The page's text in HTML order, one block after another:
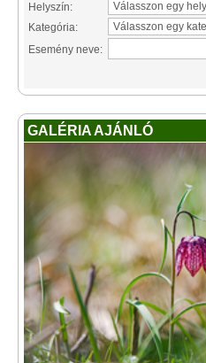
Helyszín:
Kategória:
Esemény neve:
GALÉRIA AJÁNLÓ